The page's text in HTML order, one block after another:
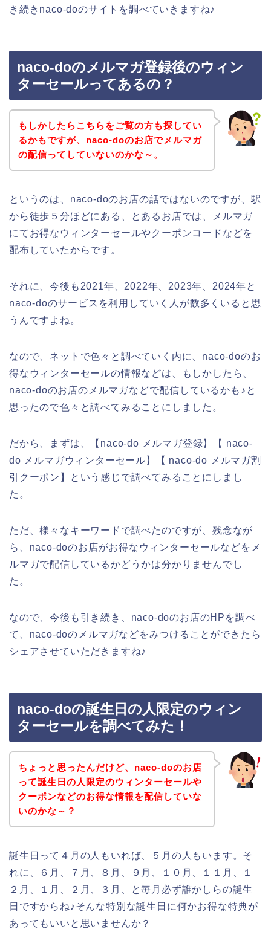
き続きnaco-doのサイトを調べていきますね♪
naco-doのメルマガ登録後のウィン
ターセールってあるの？
もしかしたらこちらをご覧の方も探してい
るかもですが、naco-doのお店でメルマガ
の配信ってしていないのかな～。
というのは、naco-doのお店の話ではないのですが、駅
から徒歩５分ほどにある、とあるお店では、メルマガ
にてお得なウィンターセールやクーポンコードなどを
配布していたからです。
それに、今後も2021年、2022年、2023年、2024年と
naco-doのサービスを利用していく人が数多くいると思
うんですよね。
なので、ネットで色々と調べていく内に、naco-doのお
得なウィンターセールの情報などは、もしかしたら、
naco-doのお店のメルマガなどで配信しているかも♪と
思ったので色々と調べてみることにしました。
だから、まずは、【naco-do メルマガ登録】【 naco-
do メルマガウィンターセール】【 naco-do メルマガ割
引クーポン】という感じで調べてみることにしまし
た。
ただ、様々なキーワードで調べたのですが、残念なが
ら、naco-doのお店がお得なウィンターセールなどをメ
ルマガで配信しているかどうかは分かりませんでし
た。
なので、今後も引き続き、naco-doのお店のHPを調べ
て、naco-doのメルマガなどをみつけることができたら
シェアさせていただきますね♪
naco-doの誕生日の人限定のウィン
ターセールを調べてみた！
ちょっと思ったんだけど、naco-doのお店
って誕生日の人限定のウィンターセールや
クーポンなどのお得な情報を配信していな
いのかな～？
誕生日って４月の人もいれば、５月の人もいます。そ
れに、６月、７月、８月、９月、１０月、１１月、１
２月、１月、２月、３月、と毎月必ず誰かしらの誕生
日ですからね♪そんな特別な誕生日に何かお得な特典が
あってもいいと思いませんか？